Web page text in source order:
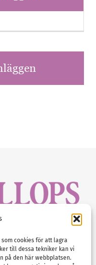
cookies för att lagra
till dessa tekniker kan vi
på den här webbplatsen.